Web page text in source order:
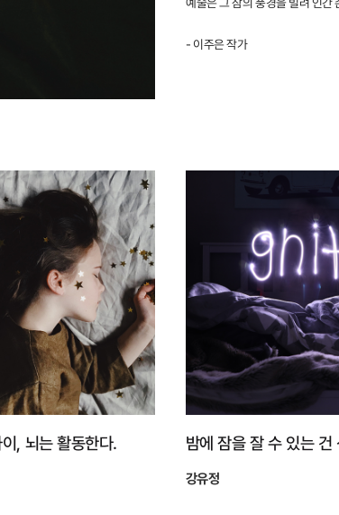
- 이주은 작가
, 뇌는 활동한다. 밤에 잠을 잘 수 있는 건
강유정